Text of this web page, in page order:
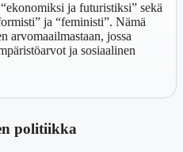
ja futuristiksi” sekä
ja “feministi”. Nämä
arvomaailmastaan, jossa
ja sosiaalinen
politiikka